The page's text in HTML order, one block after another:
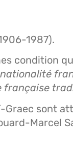
1987).
condition
française
Graec sont
Marcel